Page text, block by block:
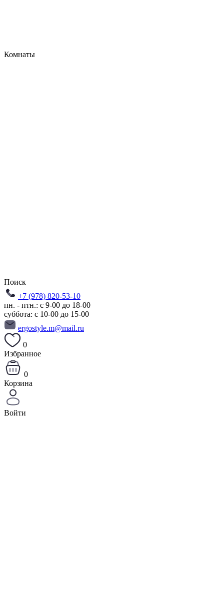
Комнаты
Поиск
+7 (978) 820-53-10
пн. - птн.: с 9-00 до 18-00
суббота: с 10-00 до 15-00
ergostyle.m@mail.ru
0
Избранное
0
Корзина
Войти